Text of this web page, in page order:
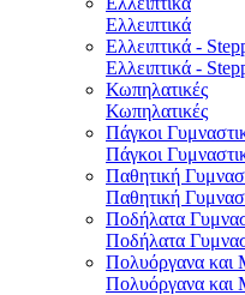
Ελλειπτικά
Ελλειπτικά -
Ελλειπτικά -
Κωπηλατικές
Κωπηλατικές
Πάγκοι
Πάγκοι
Παθητική
Παθητική
Ποδήλατα
Ποδήλατα
Πολυόργανα και
Πολυόργανα και